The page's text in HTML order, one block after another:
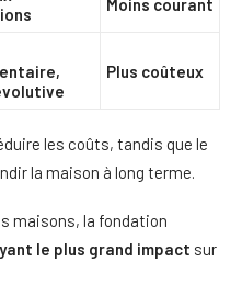
Moins courant
Plus coûteux
les coûts, tandis que le
la maison à long terme.
maisons, la fondation
le plus grand impact sur